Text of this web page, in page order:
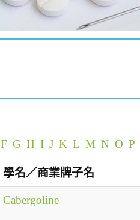
F G H I J K L M N O P
學名／商業牌子名
Cabergoline